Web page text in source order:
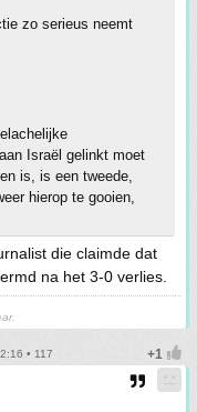
zo serieus neemt
Israël gelinkt moet
is, is een tweede,
hierop te gooien,
die claimde dat
na het 3-0 verlies.
• 117